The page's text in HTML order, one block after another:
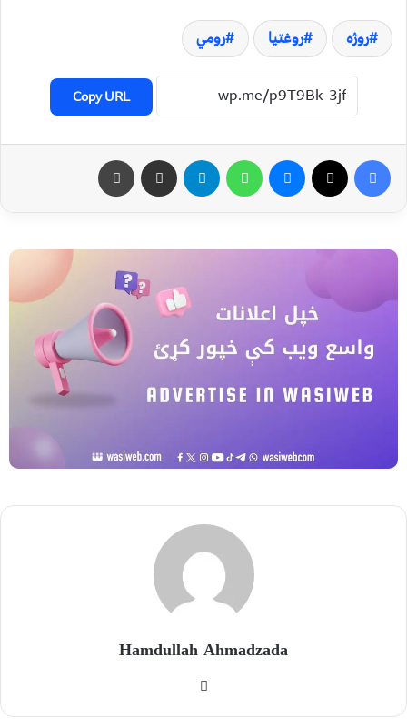
روژه روغتيا رومي
Copy URL
Hamdullah Ahmadzada